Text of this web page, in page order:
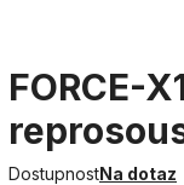
FORCE-
DostupnostNa dotaz